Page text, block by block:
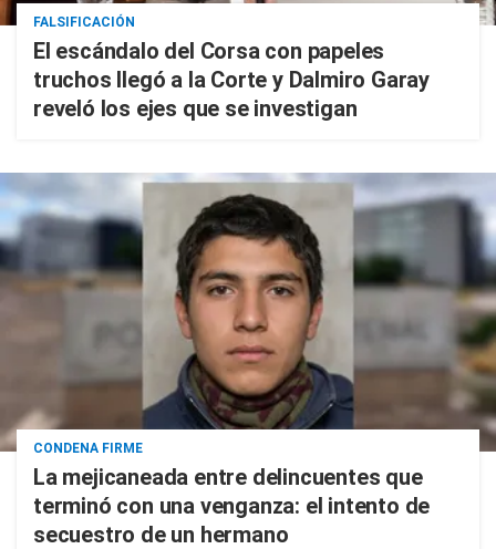
FALSIFICACIÓN
El escándalo del Corsa con papeles
truchos llegó a la Corte y Dalmiro Garay
reveló los ejes que se investigan
CONDENA FIRME
La mejicaneada entre delincuentes que
terminó con una venganza: el intento de
secuestro de un hermano